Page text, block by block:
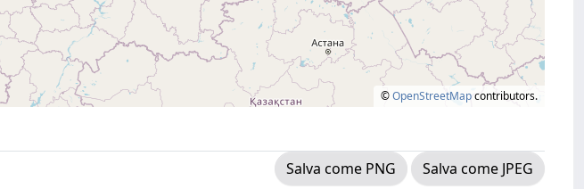
©OpenStreetMapcontributors.
Salva come PNG
Salva come JPEG